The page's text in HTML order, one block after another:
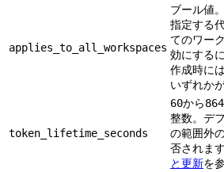
applies_to_all_workspaces
ブール値
指定する
てのワー
効にする
作成時に
いずれか
token_lifetime_seconds
60から
整数。デ
の範囲外
否されます
と更新を